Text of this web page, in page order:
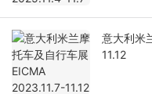
意大利米
11.12